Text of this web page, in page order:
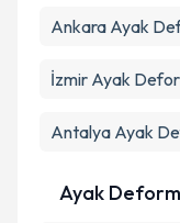
Ankara Ayak
İzmir Ayak
Antalya Ayak
Ayak